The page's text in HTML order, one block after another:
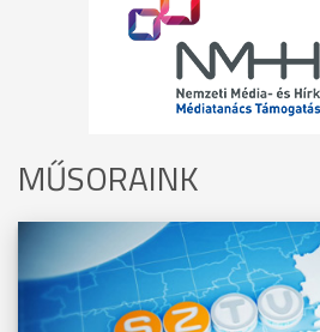
MŰSORAINK